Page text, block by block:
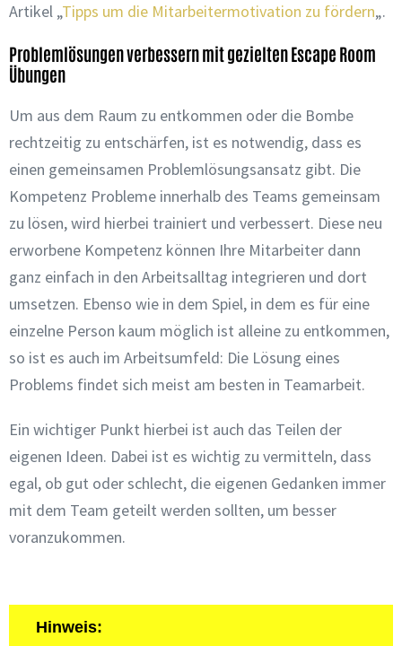
Artikel „Tipps um die Mitarbeitermotivation zu fördern„.
Problemlösungen verbessern mit gezielten Escape Room
Übungen
Um aus dem Raum zu entkommen oder die Bombe
rechtzeitig zu entschärfen, ist es notwendig, dass es
einen gemeinsamen Problemlösungsansatz gibt. Die
Kompetenz Probleme innerhalb des Teams gemeinsam
zu lösen, wird hierbei trainiert und verbessert. Diese neu
erworbene Kompetenz können Ihre Mitarbeiter dann
ganz einfach in den Arbeitsalltag integrieren und dort
umsetzen. Ebenso wie in dem Spiel, in dem es für eine
einzelne Person kaum möglich ist alleine zu entkommen,
so ist es auch im Arbeitsumfeld: Die Lösung eines
Problems findet sich meist am besten in Teamarbeit.
Ein wichtiger Punkt hierbei ist auch das Teilen der
eigenen Ideen. Dabei ist es wichtig zu vermitteln, dass
egal, ob gut oder schlecht, die eigenen Gedanken immer
mit dem Team geteilt werden sollten, um besser
voranzukommen.
Hinweis: